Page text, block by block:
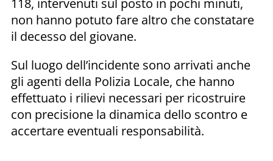
non hanno potuto fare altro che constatare
il decesso del giovane.
Sul luogo dell’incidente sono arrivati anche
gli agenti della Polizia Locale, che hanno
effettuato i rilievi necessari per ricostruire
con precisione la dinamica dello scontro e
accertare eventuali responsabilità.